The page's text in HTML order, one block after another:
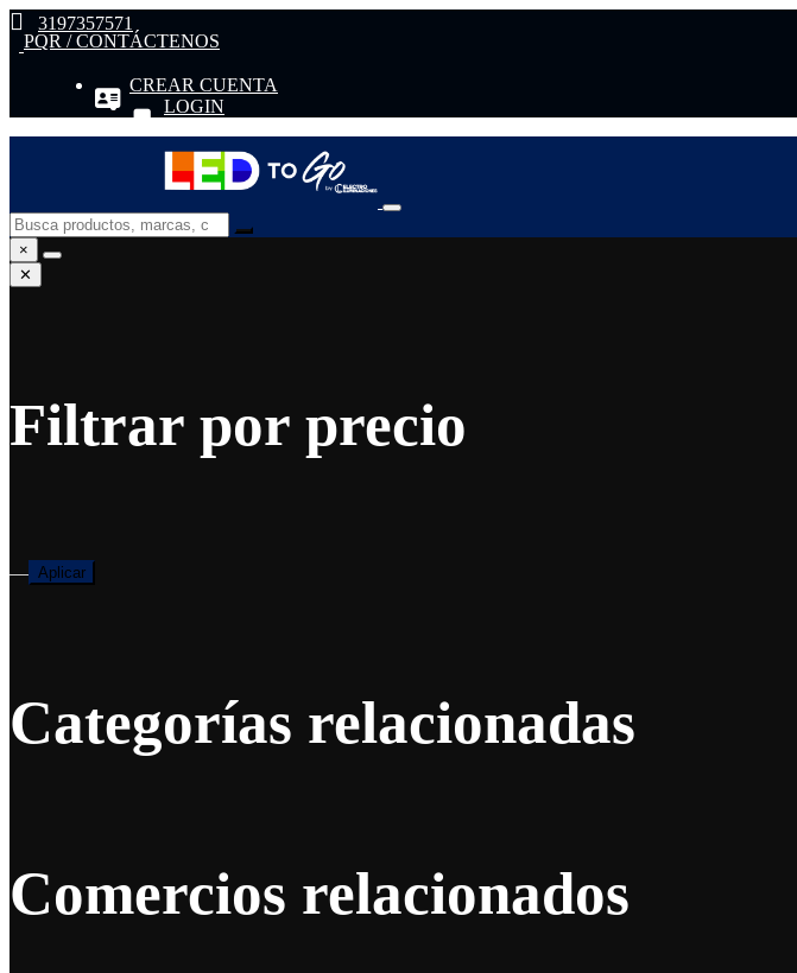
3197357571
PQR / CONTÁCTENOS
CREAR CUENTA
LOGIN
×
✕
Filtrar por precio
— Aplicar
Categorías relacionadas
Comercios relacionados